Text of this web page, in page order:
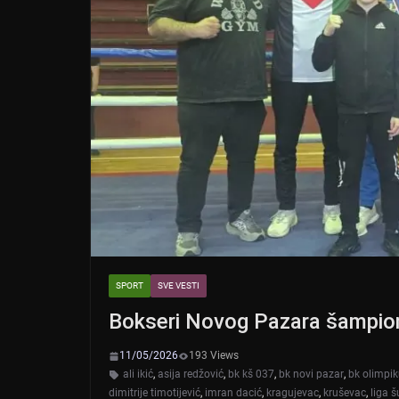
SPORT SVE VESTI
Bokseri Novog Pazara
11/05/2026
193 Views
ali ikić, asija redžović, bk kš 037, bk novi pazar, bk
dimitrije timotijević, imran dacić, kragujevac, kruševac, liga